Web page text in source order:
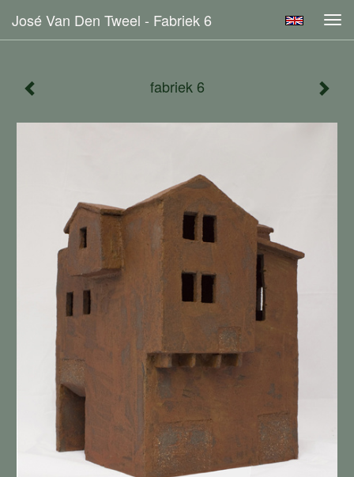
José Van Den Tweel - Fabriek 6
fabriek 6